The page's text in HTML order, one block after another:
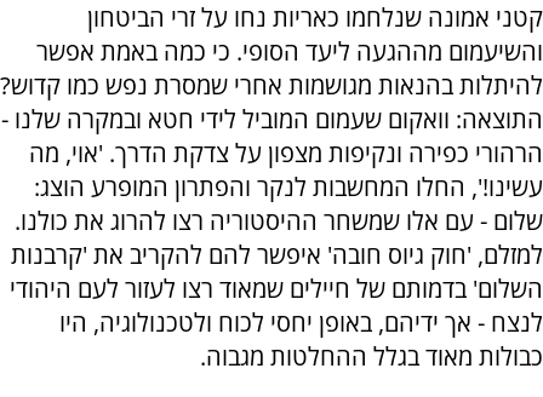
קטני אמונה שנלחמו כאריות נחו על זרי הביטחון
והשיעמום מההגעה ליעד הסופי. כי כמה באמת אפשר
להיתלות בהנאות מגושמות אחרי שמסרת נפש כמו קדוש?
התוצאה: וואקום שעמום המוביל לידי חטא ובמקרה שלנו -
הרהורי כפירה ונקיפות מצפון על צדקת הדרך. 'אוי, מה
עשינו!', החלו המחשבות לנקר והפתרון המופרע הוצג:
שלום - עם אלו שמשחר ההיסטוריה רצו להרוג את כולנו.
למזלם, 'חוק גיוס חובה' איפשר להם להקריב את 'קרבנות
השלום' בדמותם של חיילים שמאוד רצו לעזור לעם היהודי
לנצח - אך ידיהם, באופן יחסי לכוח ולטכנולוגיה, היו
כבולות מאוד בגלל ההחלטות מגבוה.